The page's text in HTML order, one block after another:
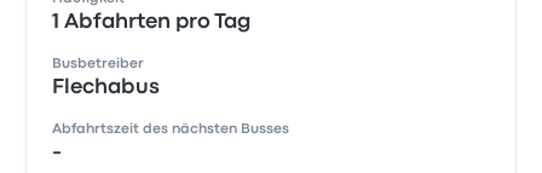
1 Abfahrten pro Tag
Busbetreiber
Flechabus
Abfahrtszeit des nächsten Busses
-